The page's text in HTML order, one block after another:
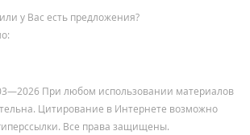
у Вас есть предложения?
При любом использовании материалов
Цитирование в Интернете возможно
Все права защищены.